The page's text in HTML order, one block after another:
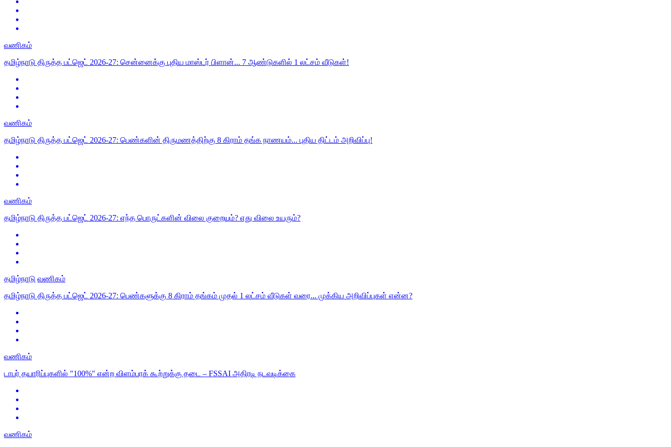
வணிகம்
தமிழ்நாடு திருத்த பட்ஜெட் 2026-27: சென்னைக்கு புதிய மாஸ்டர் பிளான்... 7 ஆண்டுகளில் 1 லட்சம் வீடுகள்!
வணிகம்
தமிழ்நாடு திருத்த பட்ஜெட் 2026-27: பெண்களின் திருமணத்திற்கு 8 கிராம் தங்க நாணயம்... புதிய திட்டம் அறிவிப்பு!
வணிகம்
தமிழ்நாடு திருத்த பட்ஜெட் 2026-27: எந்த பொருட்களின் விலை குறையும்? எது விலை உயரும்?
தமிழ்நாடு வணிகம்
தமிழ்நாடு திருத்த பட்ஜெட் 2026-27: பெண்களுக்கு 8 கிராம் தங்கம் முதல் 1 லட்சம் வீடுகள் வரை... முக்கிய அறிவிப்புகள் என்ன?
வணிகம்
டாபர் தயாரிப்புகளில் "100%" என்ற விளம்பரக் கூற்றுக்கு தடை – FSSAI அதிரடி நடவடிக்கை
வணிகம்